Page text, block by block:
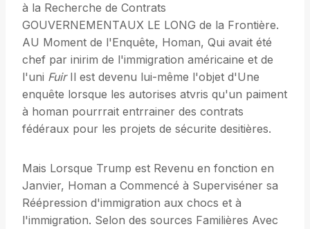
à la Recherche de Contrats
GOUVERNEMENTAUX LE LONG de la Frontière.
AU Moment de l'Enquête, Homan, Qui avait été
chef par inirim de l'immigration américaine et de
l'uni FuirIl est devenu lui-même l'objet d'Une
enquête lorsque les autorises atvris qu'un paiment
à homan pourrrait entrrainer des contrats
fédéraux pour les projets de sécurite desitières.
Mais Lorsque Trump est Revenu en fonction en
Janvier, Homan a Commencé à Superviséner sa
Réépression d'immigration aux chocs et à
l'immigration. Selon des sources Familières Avec